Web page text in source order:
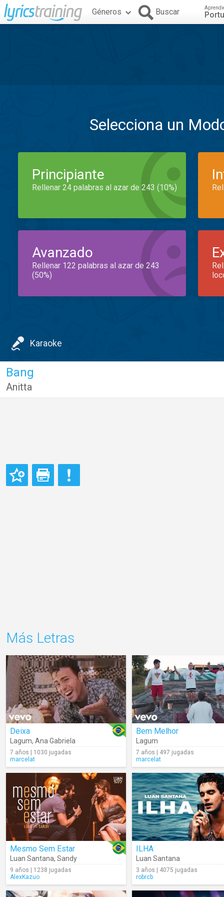
Géneros Buscar
Selecciona un
Principiante
Rellenar 24 palabras al azar de 243 (10%)
Avanzado
Rellenar 122 palabras al azar de 243
(50%)
Karaoke
Bang
Anitta
Más Letras
Deixa
Lagum, Ana Gabriela
7 años | 1030 jugadas
marcelat
Bem Melhor
Lagum
7 años | 497 jugadas
marcelat
Mesmo Sem Estar
Luan Santana, Sandy
9 años | 1238 jugadas
AlexKazuo
ILHA
Luan Santana
3 años | 4075 jugadas
robrcb